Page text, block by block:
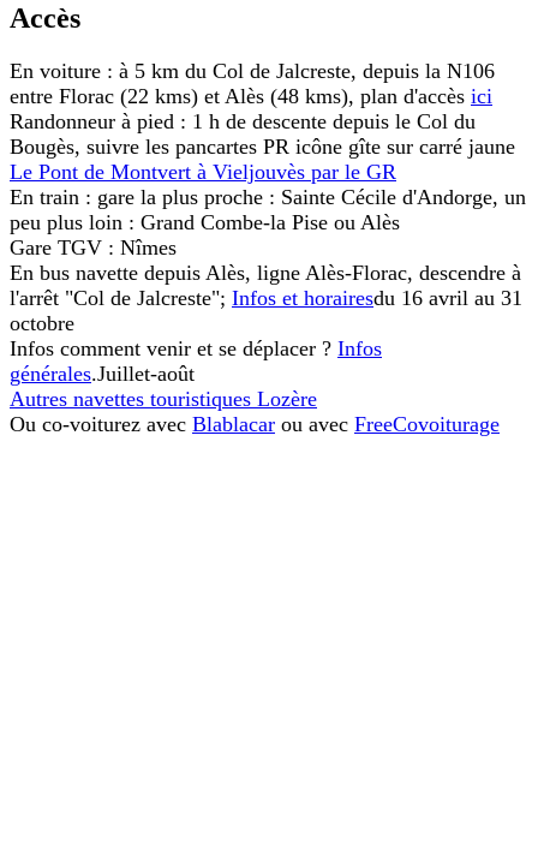
Accès
En voiture : à 5 km du Col de Jalcreste, depuis la N106
entre Florac (22 kms) et Alès (48 kms), plan d'accès ici
Randonneur à pied : 1 h de descente depuis le Col du
Bougès, suivre les pancartes PR icône gîte sur carré jaune
Le Pont de Montvert à Vieljouvès par le GR
En train : gare la plus proche : Sainte Cécile d'Andorge, un
peu plus loin : Grand Combe-la Pise ou Alès
Gare TGV : Nîmes
En bus navette depuis Alès, ligne Alès-Florac, descendre à
l'arrêt "Col de Jalcreste"; Infos et horairesdu 16 avril au 31
octobre
Infos comment venir et se déplacer ? Infos
générales.Juillet-août
Autres navettes touristiques Lozère
Ou co-voiturez avec Blablacar ou avec FreeCovoiturage